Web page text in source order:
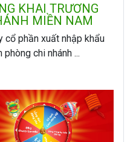
KHAI TRƯƠNG
MIỀN NAM
cổ phần xuất nhập khẩu
chi nhánh ...